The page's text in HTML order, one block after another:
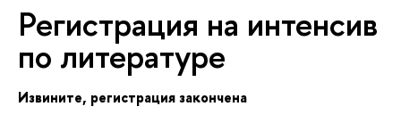
Регистрация на интенси
по литературе
Извините, регистрация закончена